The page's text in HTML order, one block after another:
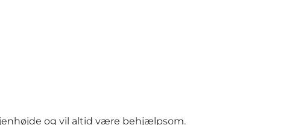
og vil altid være behjælpsom.